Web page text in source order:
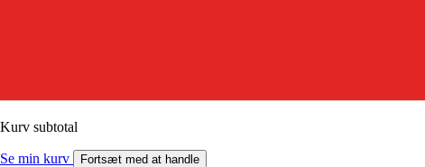
Kurv subtotal
Se min kurv Fortsæt med at handle